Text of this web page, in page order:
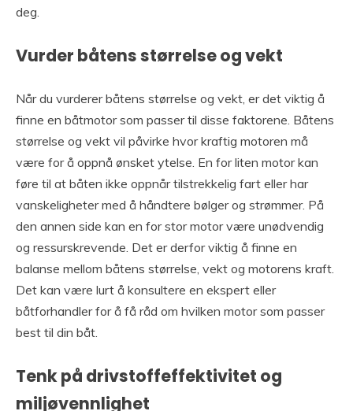
deg.
Vurder båtens størrelse og vekt
Når du vurderer båtens størrelse og vekt, er det viktig å
finne en båtmotor som passer til disse faktorene. Båtens
størrelse og vekt vil påvirke hvor kraftig motoren må
være for å oppnå ønsket ytelse. En for liten motor kan
føre til at båten ikke oppnår tilstrekkelig fart eller har
vanskeligheter med å håndtere bølger og strømmer. På
den annen side kan en for stor motor være unødvendig
og ressurskrevende. Det er derfor viktig å finne en
balanse mellom båtens størrelse, vekt og motorens kraft.
Det kan være lurt å konsultere en ekspert eller
båtforhandler for å få råd om hvilken motor som passer
best til din båt.
Tenk på drivstoffeffektivitet og
miljøvennlighet